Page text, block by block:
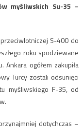
myśliwskich Su-35 –
S-400 do
roku spodziewane
ogółem zakupiła
Turcy zostali odsunięci
myśliwskiego F-35, od
dotychczas –